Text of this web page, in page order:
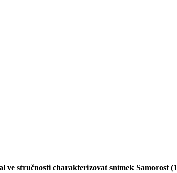
stručnosti charakterizovat snímek Samorost